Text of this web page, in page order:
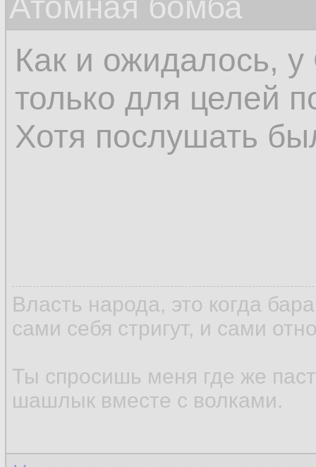
Как и ожидалось,
только для целей
Хотя послушать
Власть народа, это когда
сами себя стригут, и сами
Ты спросишь меня где же
шашлык вместе с волками.